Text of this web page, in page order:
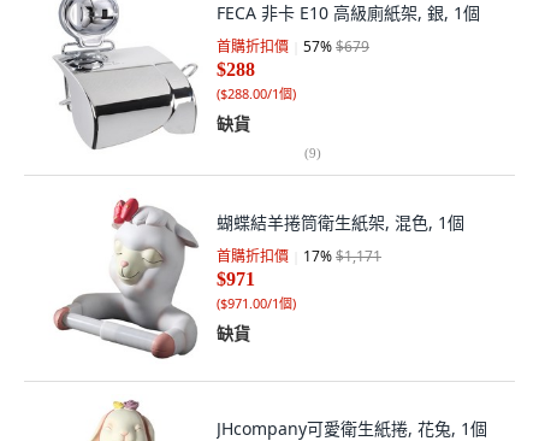
FECA 非卡 E10 高級廁紙架, 銀, 1個
首購折扣價 57%$679
$288
($288.00/1個)
缺貨
(9)
蝴蝶結羊捲筒衛生紙架, 混色, 1個
首購折扣價 17%$1,171
$971
($971.00/1個)
缺貨
JHcompany可愛衛生紙捲, 花兔, 1個